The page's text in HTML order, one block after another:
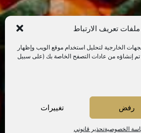
تعريف الارتباط
الخارجية لتحليل استخدام موقع الويب وإظهار
تم إنشاؤه من عادات التصفح الخاصة بك (على سبيل
رفض تغييرات
الخصوصيةتحذير قانوني